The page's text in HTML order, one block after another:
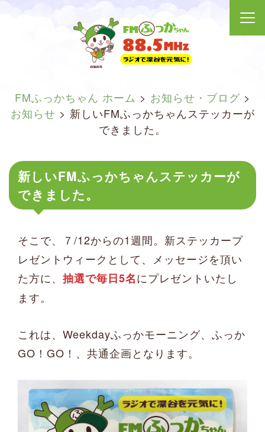
FMふっかちゃん ホーム > お知らせ・ブログ >
お知らせ > 新しいFMふっかちゃんステッカーが
できました。
新しいFMふっかちゃんステッカーが
できました。
そこで、７/12からの1週間。新ステッカープ
レゼントウィークとして、メッセージを頂い
た方に、 抽選で毎日5名にプレゼントいたし
ます。
これは、Weekdayふっかモーニング、ふっか
GO！GO！、共通企画となります。